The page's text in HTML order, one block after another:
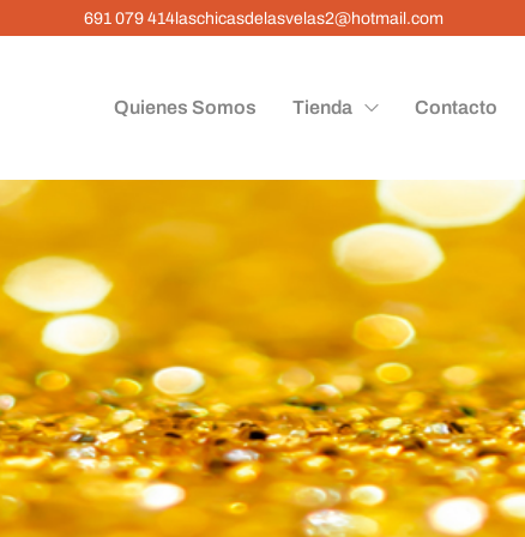
691 079 414laschicasdelasvelas2@hotmail.com
Quienes Somos Tienda Contacto